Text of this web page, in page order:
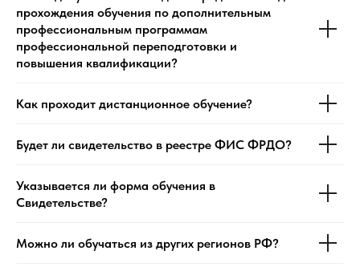
прохождения обучения по дополнительным
профессиональным программам
профессиональной переподготовки и
повышения квалификации?
Как проходит дистанционное обучение?
Будет ли свидетельство в реестре ФИС ФРДО?
Указывается ли форма обучения в
Свидетельстве?
Можно ли обучаться из других регионов РФ?